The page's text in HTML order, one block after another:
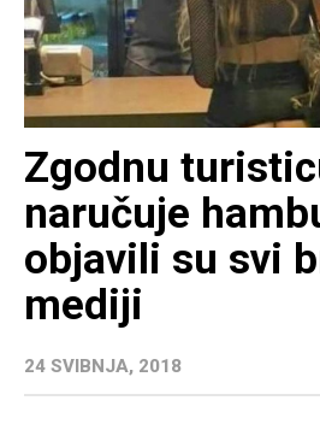
Zgodnu
naručuje
objavili su svi
mediji
24 SVIBNJA, 2018